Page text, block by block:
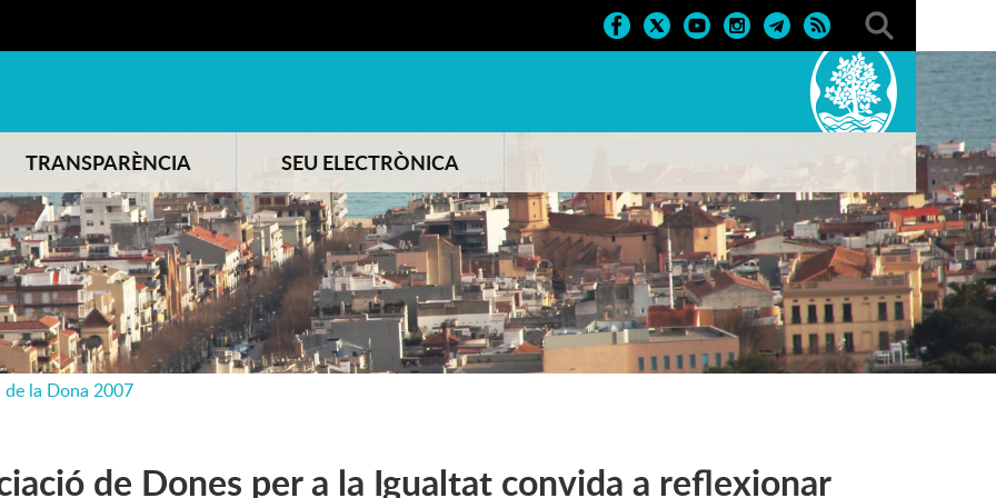
TRANSPARÈNCIA SEU ELECTRÒNICA
de la Dona 2007
de Dones per a la Igualtat convida a reflexionar